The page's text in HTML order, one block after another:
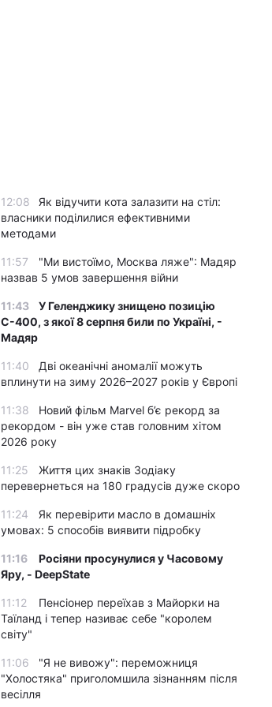
12:08
Як відучити кота залазити на стіл:
власники поділилися ефективними
методами
11:57
"Ми вистоїмо, Москва ляже": Мадяр
назвав 5 умов завершення війни
11:43
У Геленджику знищено позицію
С-400, з якої 8 серпня били по Україні, -
Мадяр
11:40
Дві океанічні аномалії можуть
вплинути на зиму 2026–2027 років у Європі
11:38
Новий фільм Marvel б’є рекорд за
рекордом - він уже став головним хітом
2026 року
11:25
Життя цих знаків Зодіаку
перевернеться на 180 градусів дуже скоро
11:24
Як перевірити масло в домашніх
умовах: 5 способів виявити підробку
11:16
Росіяни просунулися у Часовому
Яру, - DeepState
11:12
Пенсіонер переїхав з Майорки на
Таїланд і тепер називає себе "королем
світу"
11:06
"Я не вивожу": переможниця
"Холостяка" приголомшила зізнанням після
весілля